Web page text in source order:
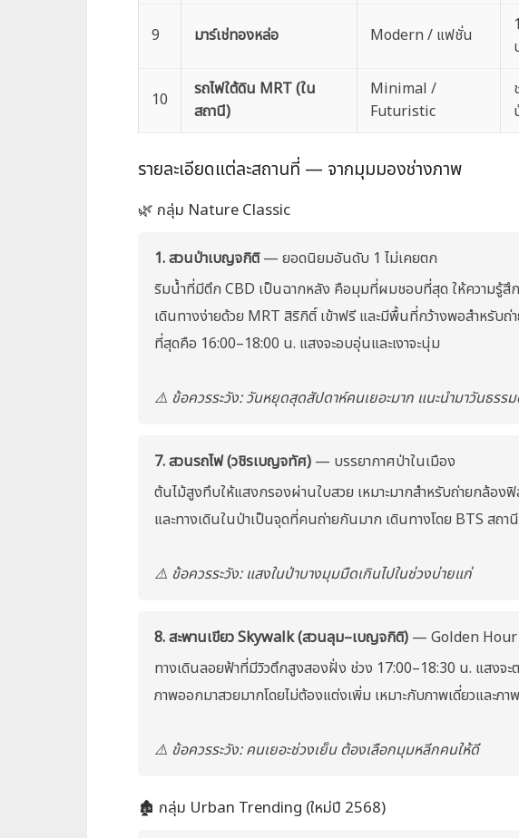
9 มาร์เช่ทองหล่อ Modern / แฟชั่น
10
รถไฟใต้ดิน MRT (ใน
สถานี)
Minimal /
Futuristic
รายละเอียดแต่ละสถานที่ — จากมุมมองช่างภาพ
🌿 กลุ่ม Nature Classic
1. สวนป่าเบญจกิติ— ยอดนิยมอันดับ 1 ไม่เคยตก
ริมน้ำที่มีตึก CBD เป็นฉากหลัง คือมุมที่ผมชอบที่สุด ให้ความรู้
เดินทางง่ายด้วย MRT สิริกิติ์ เข้าฟรี และมีพื้นที่กว้างพอสำหรับถ่
ที่สุดคือ 16:00–18:00 น. แสงจะอบอุ่นและเงาจะนุ่ม
⚠️ ข้อควรระวัง: วันหยุดสุดสัปดาห์คนเยอะมาก แนะนำมาวันธรรม
7. สวนรถไฟ (วชิรเบญจทัศ) — บรรยากาศป่าในเมือง
ต้นไม้สูงทึบให้แสงกรองผ่านใบสวย เหมาะมากสำหรับถ่ายกล้อง
และทางเดินในป่าเป็นจุดที่คนถ่ายกันมาก เดินทางโดย BTS สถ
⚠️ ข้อควรระวัง: แสงในป่าบางมุมมืดเกินไปในช่วงบ่ายแก่
8. สะพานเขียว Skywalk (สวนลุม–เบญจกิติ) — Golden Hour
ทางเดินลอยฟ้าที่มีวิวตึกสูงสองฝั่ง ช่วง 17:00–18:30 น. แสงจะ
ภาพออกมาสวยมากโดยไม่ต้องแต่งเพิ่ม เหมาะกับภาพเดี่ยวและภา
⚠️ ข้อควรระวัง: คนเยอะช่วงเย็น ต้องเลือกมุมหลีกคนให้ดี
🏚️ กลุ่ม Urban Trending (ใหม่ปี 2568)